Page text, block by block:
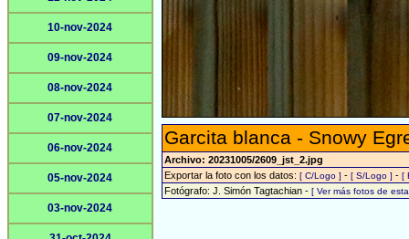
10-nov-2024
09-nov-2024
08-nov-2024
07-nov-2024
06-nov-2024
05-nov-2024
03-nov-2024
Garcita blanca - Snowy
Archivo: 20231005/2609_jst_2.jpg
Exportar la foto con los datos: [ C/Logo ] - [ S/Logo ] - [
Fotógrafo: J. Simón Tagtachian - [ Ver más fotos de